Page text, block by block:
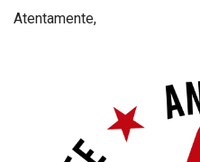
Atentamente,